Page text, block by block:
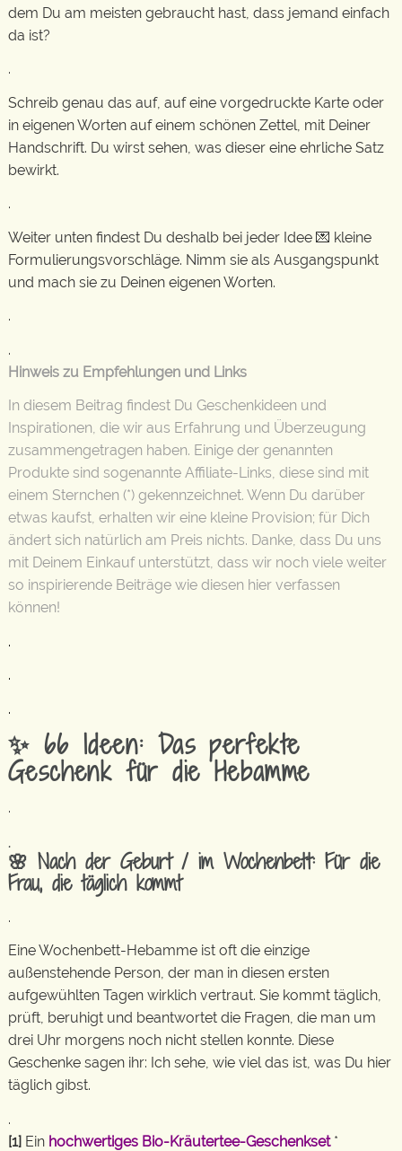
dem Du am meisten gebraucht hast, dass jemand einfach
da ist?
.
Schreib genau das auf, auf eine vorgedruckte Karte oder
in eigenen Worten auf einem schönen Zettel, mit Deiner
Handschrift. Du wirst sehen, was dieser eine ehrliche Satz
bewirkt.
.
Weiter unten findest Du deshalb bei jeder Idee 💌 kleine
Formulierungsvorschläge. Nimm sie als Ausgangspunkt
und mach sie zu Deinen eigenen Worten.
.
.
Hinweis zu Empfehlungen und Links
In diesem Beitrag findest Du Geschenkideen und
Inspirationen, die wir aus Erfahrung und Überzeugung
zusammengetragen haben. Einige der genannten
Produkte sind sogenannte Affiliate-Links, diese sind mit
einem Sternchen (*) gekennzeichnet. Wenn Du darüber
etwas kaufst, erhalten wir eine kleine Provision; für Dich
ändert sich natürlich am Preis nichts. Danke, dass Du uns
mit Deinem Einkauf unterstützt, dass wir noch viele weiter
so inspirierende Beiträge wie diesen hier verfassen
können!
.
.
.
✨ 66 Ideen: Das perfekte
Geschenk für die Hebamme
.
.
🌸 Nach der Geburt / im Wochenbett: Für die
Frau, die täglich kommt
.
Eine Wochenbett-Hebamme ist oft die einzige
außenstehende Person, der man in diesen ersten
aufgewühlten Tagen wirklich vertraut. Sie kommt täglich,
prüft, beruhigt und beantwortet die Fragen, die man um
drei Uhr morgens noch nicht stellen konnte. Diese
Geschenke sagen ihr: Ich sehe, wie viel das ist, was Du hier
täglich gibst.
.
[1] Ein hochwertiges Bio-Kräutertee-Geschenkset*